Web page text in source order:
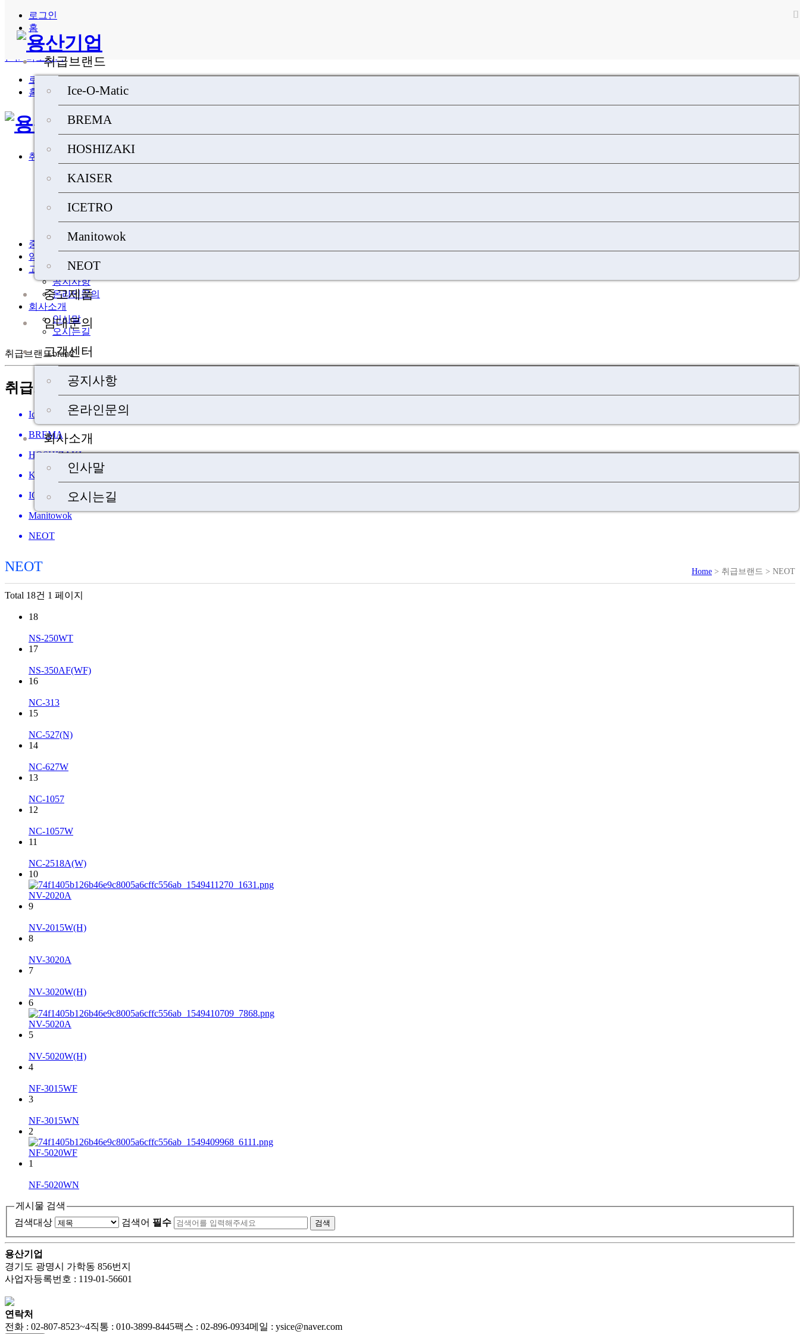
NEOT 1 페이지
본문 바로가기
로그인
홈
취급 브랜드
BREMA
ICETRO
MANITOWOC
NEOT
중고제품
임대문의
고객센터
공지사항
온라인문의
회사소개
인사말
오시는길
로그인
홈
취급브랜드
Ice-O-Matic
BREMA
HOSHIZAKI
KAISER
ICETRO
Manitowok
NEOT
중고제품
임대문의
고객센터
공지사항
온라인문의
회사소개
인사말
오시는길
취급브랜드brand
취급브랜드
Ice-O-Matic
BREMA
HOSHIZAKI
KAISER
ICETRO
Manitowok
NEOT
NEOT Home > 취급브랜드 > NEOT
Total 18건 1 페이지
18
NS-250WT
17
NS-350AF(WF)
16
NC-313
15
NC-527(N)
14
NC-627W
13
NC-1057
12
NC-1057W
11
NC-2518A(W)
10
NV-2020A
9
NV-2015W(H)
8
NV-3020A
7
NV-3020W(H)
6
NV-5020A
5
NV-5020W(H)
4
NF-3015WF
3
NF-3015WN
2
NF-5020WF
1
NF-5020WN
게시물 검색
검색대상
검색어 필수
용산기업
경기도 광명시 가학동 856번지
사업자등록번호 : 119-01-56601
연락처
전화 : 02-807-8523~4직통 : 010-3899-8445팩스 : 02-896-0934메일 : ysice@naver.com